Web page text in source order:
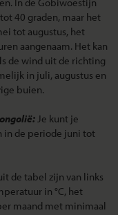
40 graden, maar het
tot augustus, het
aangenaam. Het kan
de wind uit de richting
in juli, augustus en
buien.
Je kunt je
in de periode juni tot
de tabel zijn van links
in °C, het
maand met minimaal